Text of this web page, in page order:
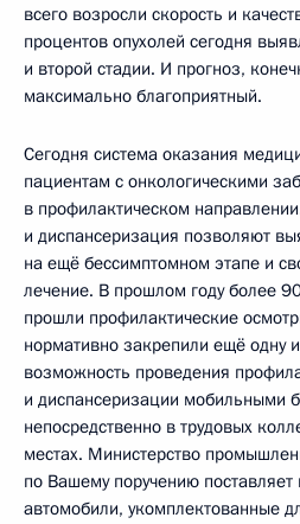
всего возросли скорость и
процентов опухолей сегодня
и второй стадии. И прогноз,
максимально благоприятный.
Сегодня система оказания
пациентам с онкологическими
в профилактическом
и диспансеризация позволяют
на ещё бессимптомном этапе и
лечение. В прошлом году более
прошли профилактические
нормативно закрепили ещё одну
возможность проведения
и диспансеризации мобильными
непосредственно в трудовых
местах. Министерство
по Вашему поручению
автомобили, укомплектованные